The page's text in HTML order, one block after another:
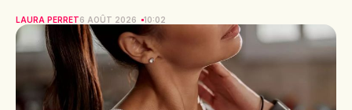
LAURA PERRET6 AOÛT 2026 10:02